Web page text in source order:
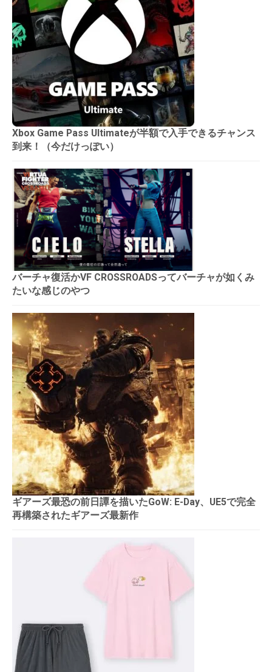
Xbox Game Pass Ultimateが半額で入手できるチャンス
到来！（今だけっぽい）
バーチャ復活かVF CROSSROADSってバーチャが如くみ
たいな感じのやつ
ギアーズ最恐の前日譚を描いたGoW: E-Day、UE5で完全
再構築されたギアーズ最新作